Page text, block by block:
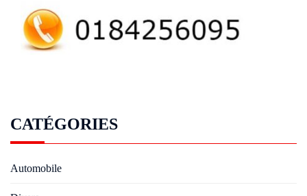
CATÉGORIES
Automobile